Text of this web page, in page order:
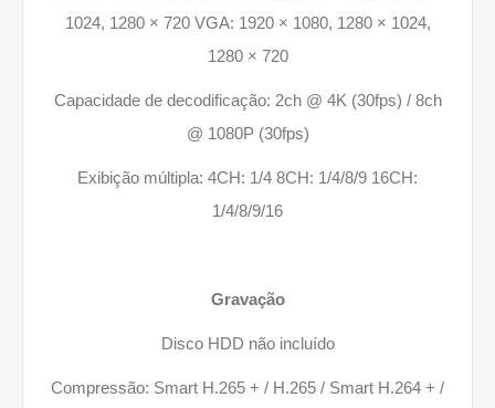
1024, 1280 × 720 VGA: 1920 × 1080, 1280 × 1024,
1280 × 720
Capacidade de decodificação: 2ch @ 4K (30fps) / 8ch
@ 1080P (30fps)
Exibição múltipla: 4CH: 1/4 8CH: 1/4/8/9 16CH:
1/4/8/9/16
Gravação
Disco HDD não incluído
Compressão: Smart H.265 + / H.265 / Smart H.264 + /